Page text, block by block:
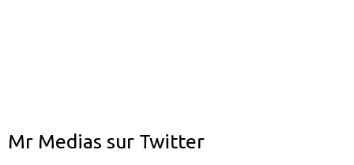
Mr Medias sur Twitter